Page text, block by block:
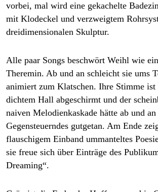
vorbei, mal wird eine gekachelte
mit Klo­deckel und verzweigtem
dreidimensionalen Skulptur.
Alle paar Songs beschwört Weihl wie
Theremin. Ab und an schleicht sie ums
animiert zum Klatschen. Ihre Stimme
dichtem Hall abgeschirmt und der
naiven Melodienkaskade hätte ab und an
Gegensteuerndes gutgetan. Am Ende
flauschigem Einband ummanteltes
sie freue sich über Einträge des
Dreaming“.